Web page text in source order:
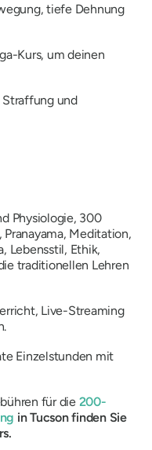
tiefe Dehnung
Kurs, um deinen
und
Physiologie, 300
Meditation,
Lebensstil, Ethik,
traditionellen Lehren
Live-Streaming
Einzelstunden mit
für die 200-
in Tucson finden Sie